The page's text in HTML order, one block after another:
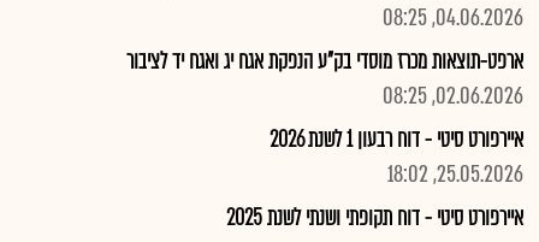
04.06.2026, 08:25
ארפט-תוצאות מכרז מוסדי בק"ע הנפקת אגח יג ואגח יד לציבור
02.06.2026, 08:25
איירפורט סיטי - דוח רבעון 1 לשנת 2026
25.05.2026, 18:02
איירפורט סיטי - דוח תקופתי ושנתי לשנת 2025